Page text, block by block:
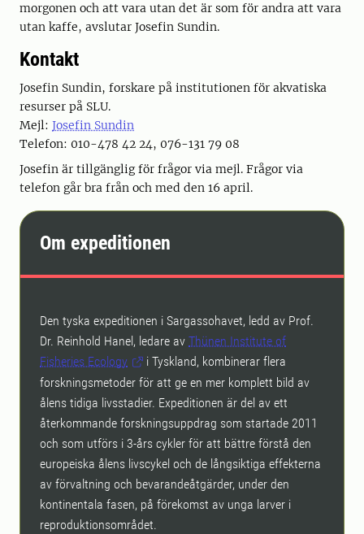
morgonen och att vara utan det är som för andra att vara
utan kaffe, avslutar Josefin Sundin.
Kontakt
Josefin Sundin, forskare på institutionen för akvatiska
resurser på SLU.
Mejl: Josefin Sundin
Telefon: 010-478 42 24, 076-131 79 08
Josefin är tillgänglig för frågor via mejl. Frågor via
telefon går bra från och med den 16 april.
Om expeditionen
Den tyska expeditionen i Sargassohavet, ledd av Prof.
Dr. Reinhold Hanel, ledare av Thünen Institute of
Fisheries Ecology
i Tyskland, kombinerar flera
forskningsmetoder för att ge en mer komplett bild av
ålens tidiga livsstadier. Expeditionen är del av ett
återkommande forskningsuppdrag som startade 2011
och som utförs i 3-års cykler för att bättre förstå den
europeiska ålens livscykel och de långsiktiga effekterna
av förvaltning och bevarandeåtgärder, under den
kontinentala fasen, på förekomst av unga larver i
reproduktionsområdet.